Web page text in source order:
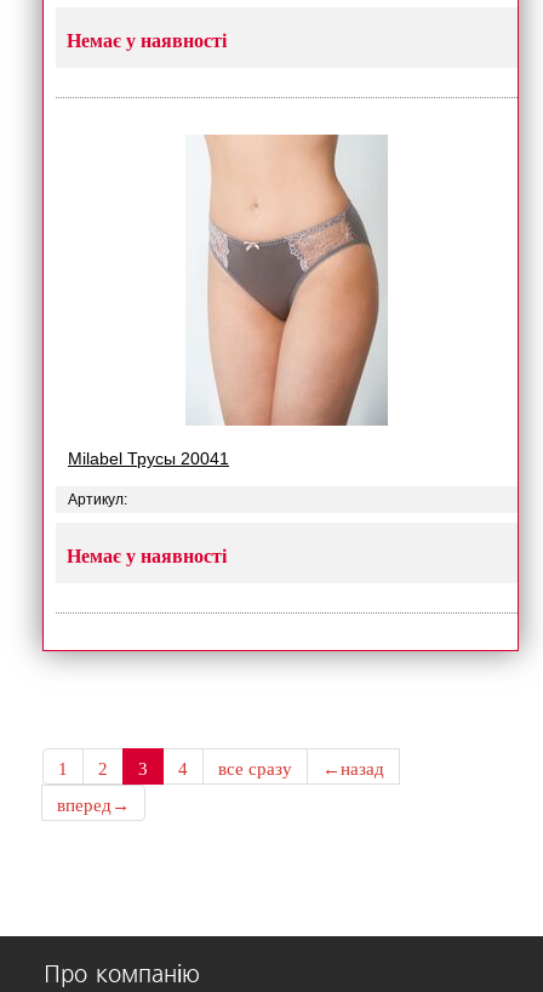
Немає у наявності
Milabel Трусы 20041
Артикул:
Немає у наявності
1 2 3 4 все сразу
←назад
вперед→
Про компанію